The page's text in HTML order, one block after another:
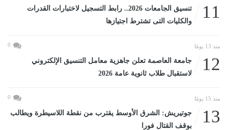
11
تنسيق الجامعات 2026.. رابط التسجيل لاختبارات القدرات
والكليات التى تشترط اجتيازها
منذ 13 يومًا 0
12
جامعة العاصمة تعلن جاهزية معامل التنسيق الإلكتروني
لاستقبال طلاب ثانوية عامة 2026
منذ 15 يومًا 0
13
جوتيريش: الشرق الأوسط يقترب من نقطة اللاسيطرة ويطالب
بوقف القتال فورا